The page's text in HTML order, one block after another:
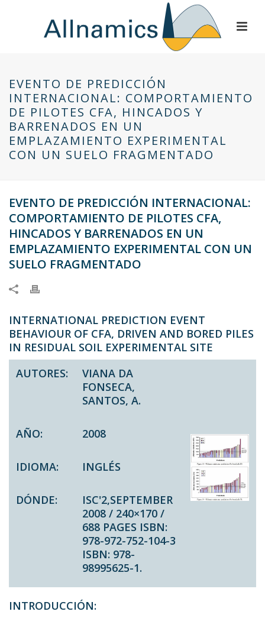
EVENTO DE PREDICCIÓN
INTERNACIONAL: COMPORTAMIENTO
DE PILOTES CFA, HINCADOS Y
BARRENADOS EN UN
EMPLAZAMIENTO EXPERIMENTAL
CON UN SUELO FRAGMENTADO
EVENTO DE PREDICCIÓN INTERNACIONAL:
COMPORTAMIENTO DE PILOTES CFA,
HINCADOS Y BARRENADOS EN UN
EMPLAZAMIENTO EXPERIMENTAL CON UN
SUELO FRAGMENTADO
INTERNATIONAL PREDICTION EVENT
BEHAVIOUR OF CFA, DRIVEN AND BORED PILES
IN RESIDUAL SOIL EXPERIMENTAL SITE
AUTORES:
VIANA DA
FONSECA,
SANTOS, A.
AÑO: 2008
IDIOMA: INGLÉS
DÓNDE:
ISC'2,SEPTEMBER
2008 / 240×170 /
688 PAGES ISBN:
978-972-752-104-3
ISBN: 978-
98995625-1.
INTRODUCCIÓN: